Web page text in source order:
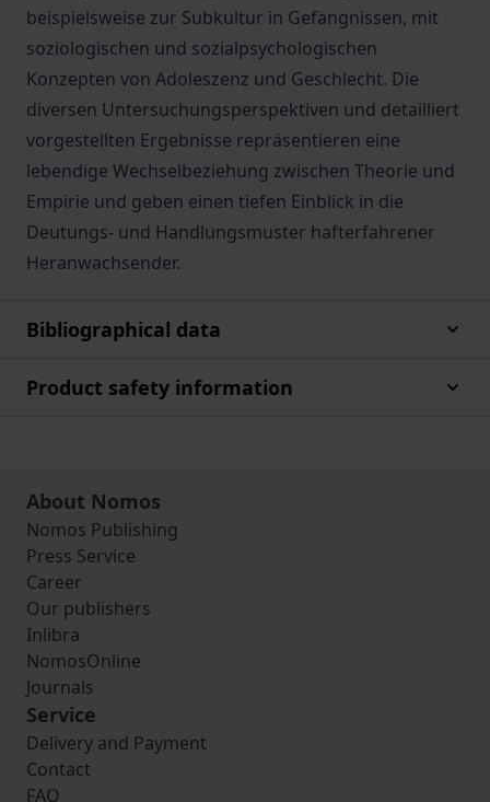
beispielsweise zur Subkultur in Gefängnissen, mit
soziologischen und sozialpsychologischen
Konzepten von Adoleszenz und Geschlecht. Die
diversen Untersuchungsperspektiven und detailliert
vorgestellten Ergebnisse repräsentieren eine
lebendige Wechselbeziehung zwischen Theorie und
Empirie und geben einen tiefen Einblick in die
Deutungs- und Handlungsmuster hafterfahrener
Heranwachsender.
Bibliographical data
Product safety information
About Nomos
Nomos Publishing
Press Service
Career
Our publishers
Inlibra
NomosOnline
Journals
Service
Delivery and Payment
Contact
FAQ